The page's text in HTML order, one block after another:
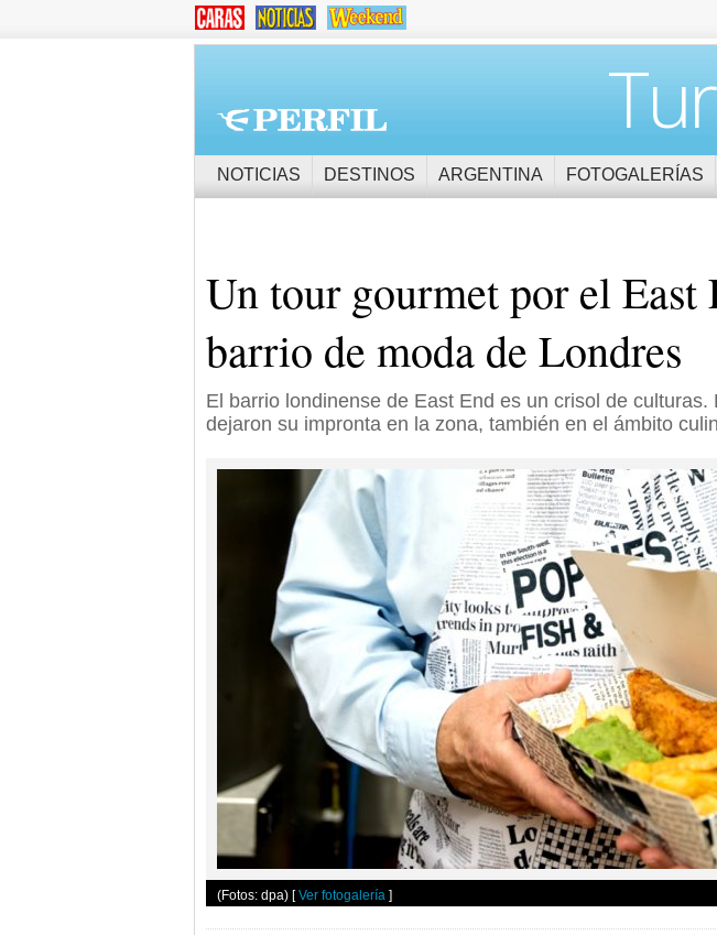
NOTICIAS DESTINOS ARGENTINA FOTOGALERÍAS
Un tour gourmet por el East
barrio de moda de Londres
El barrio londinense de East End es un crisol de culturas.
dejaron su impronta en la zona, también en el ámbito
(Fotos: dpa) [Ver fotogalería ]